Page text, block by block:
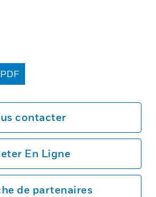
contacter
En Ligne
de partenaires